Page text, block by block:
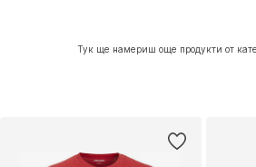
Тук ще намериш още продукти от